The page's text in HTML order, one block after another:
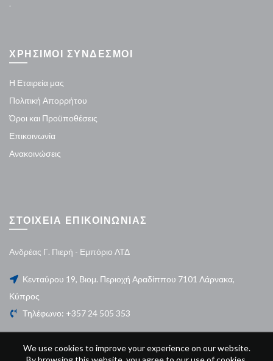
.
ΧΡΗΣΙΜΟΙ ΣΥΝΔΕΣΜΟΙ
Η Εταιρεία μας
Πολιτική Απορρήτου
Όροι και Προϋποθέσεις
Επικοινωνία
Ανακοινώσεις
ΣΤΟΙΧΕΙΑ ΕΠΙΚΟΙΝΩΝΙΑΣ
Ανδρέας Γ. Πιερή - Εμπόριο ΛΤΔ
Κενταύρου 19, Βιομ. Περιοχή Αραδίππου 7101 Λάρνακα,
Κύπρος
Τηλέφωνο: +357 24 505 353
We use cookies to improve your experience on our website.